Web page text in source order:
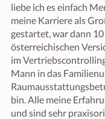
liebe ich es einfach
meine Karriere als
gestartet, war dann
österreichischen
im
Mann in das
bin. Alle meine
und sind sehr